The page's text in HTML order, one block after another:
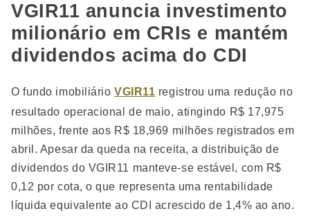
VGIR11 anuncia investimento
milionário em CRIs e mantém
dividendos acima do CDI
O fundo imobiliário VGIR11 registrou uma redução no
resultado operacional de maio, atingindo R$ 17,975
milhões, frente aos R$ 18,969 milhões registrados em
abril. Apesar da queda na receita, a distribuição de
dividendos do VGIR11 manteve-se estável, com R$
0,12 por cota, o que representa uma rentabilidade
líquida equivalente ao CDI acrescido de 1,4% ao ano.